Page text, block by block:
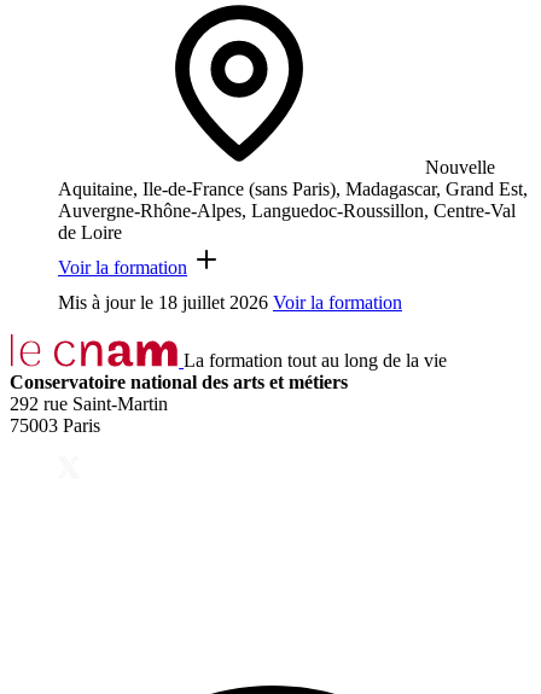
Nouvelle
Aquitaine, Ile-de-France (sans Paris), Madagascar, Grand Est,
Auvergne-Rhône-Alpes, Languedoc-Roussillon, Centre-Val
de Loire
Voir la formation
Mis à jour le 18 juillet 2026 Voir la formation
La formation tout au long de la vie
Conservatoire national des arts et métiers
292 rue Saint-Martin
75003 Paris